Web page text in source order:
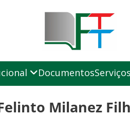
DocumentosServiços
Milanez